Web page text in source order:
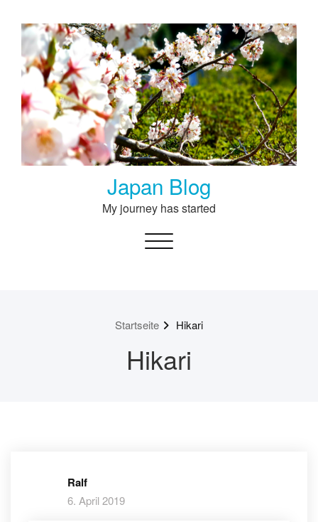
content
Japan Blog
My journey has started
Toggle navigation
Startseite Hikari
Hikari
Ralf
6. April 2019